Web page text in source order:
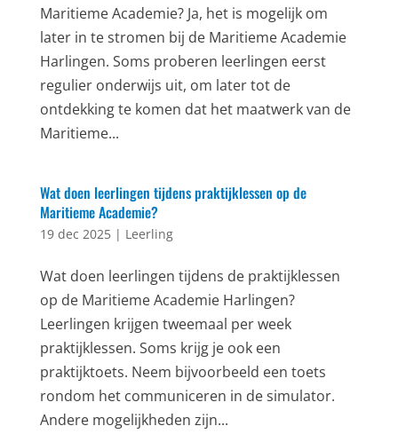
Maritieme Academie? Ja, het is mogelijk om
later in te stromen bij de Maritieme Academie
Harlingen. Soms proberen leerlingen eerst
regulier onderwijs uit, om later tot de
ontdekking te komen dat het maatwerk van de
Maritieme...
Wat doen leerlingen tijdens praktijklessen op de
Maritieme Academie?
19 dec 2025| Leerling
Wat doen leerlingen tijdens de praktijklessen
op de Maritieme Academie Harlingen?
Leerlingen krijgen tweemaal per week
praktijklessen. Soms krijg je ook een
praktijktoets. Neem bijvoorbeeld een toets
rondom het communiceren in de simulator.
Andere mogelijkheden zijn...